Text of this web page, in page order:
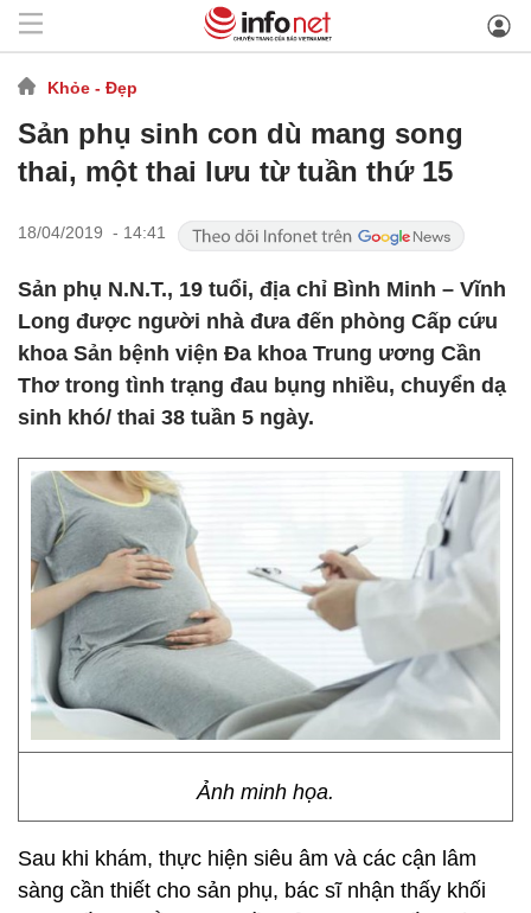
Khỏe - Đẹp
Sản phụ sinh con dù mang song
thai, một thai lưu từ tuần thứ 15
18/04/2019 - 14:41
Sản phụ N.N.T., 19 tuổi, địa chỉ Bình Minh – Vĩnh
Long được người nhà đưa đến phòng Cấp cứu
khoa Sản bệnh viện Đa khoa Trung ương Cần
Thơ trong tình trạng đau bụng nhiều, chuyển dạ
sinh khó/ thai 38 tuần 5 ngày.
Ảnh minh họa.
Sau khi khám, thực hiện siêu âm và các cận lâm
sàng cần thiết cho sản phụ, bác sĩ nhận thấy khối